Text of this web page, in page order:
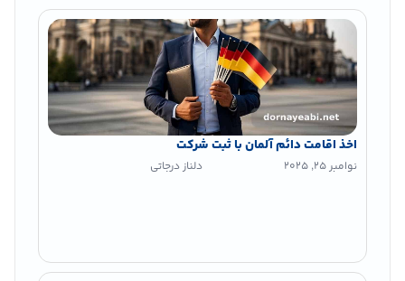
اخذ اقامت دائم آلمان با ثبت شرکت
نوامبر 25, 2025 دلناز درجاتی